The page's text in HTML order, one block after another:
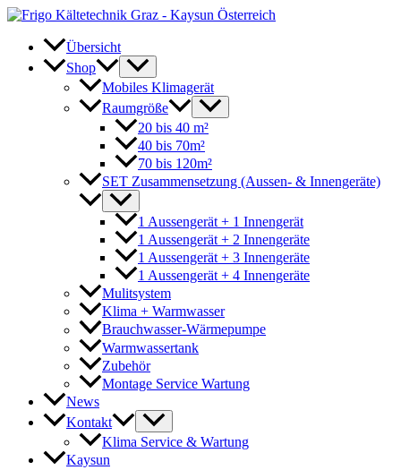
Zum
springen
Übersicht
Shop
Mobiles Klimagerät
Raumgröße
20 bis 40 m²
40 bis 70m²
70 bis 120m²
SET Zusammensetzung (Aussen- & Innengeräte)
1 Aussengerät + 1 Innengerät
1 Aussengerät + 2 Innengeräte
1 Aussengerät + 3 Innengeräte
1 Aussengerät + 4 Innengeräte
Mulitsystem
Klima + Warmwasser
Brauchwasser-Wärmepumpe
Warmwassertank
Zubehör
Montage Service Wartung
News
Kontakt
Klima Service & Wartung
Kaysun